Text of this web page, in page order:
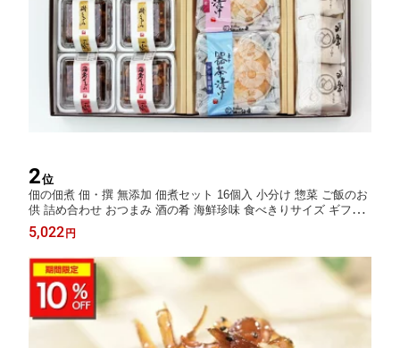
2位
佃の佃煮 佃・撰 無添加 佃煮セット 16個入 小分け 惣菜 ご飯のお
供 詰め合わせ おつまみ 酒の肴 海鮮珍味 食べきりサイズ ギフト
贈り物 お取り寄せ グルメ 内祝い プレゼント お中元 夏ギフト 敬
老の日 誕生日 老舗の味 食べ比べ お節
5,022 円